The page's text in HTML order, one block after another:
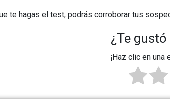
te hagas el test, podrás corroborar tus
¿Te
¡Haz clic en